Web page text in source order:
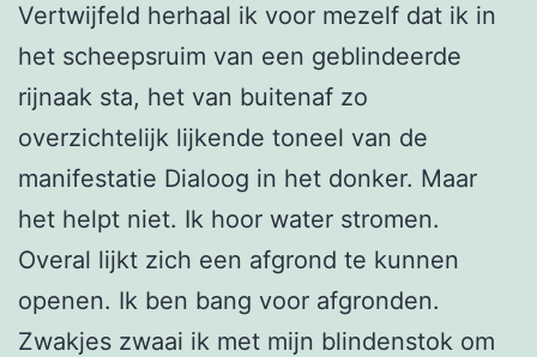
Vertwijfeld herhaal ik voor mezelf dat ik in
het scheepsruim van een geblindeerde
rijnaak sta, het van buitenaf zo
overzichtelijk lijkende toneel van de
manifestatie Dialoog in het donker. Maar
het helpt niet. Ik hoor water stromen.
Overal lijkt zich een afgrond te kunnen
openen. Ik ben bang voor afgronden.
Zwakjes zwaai ik met mijn blindenstok om